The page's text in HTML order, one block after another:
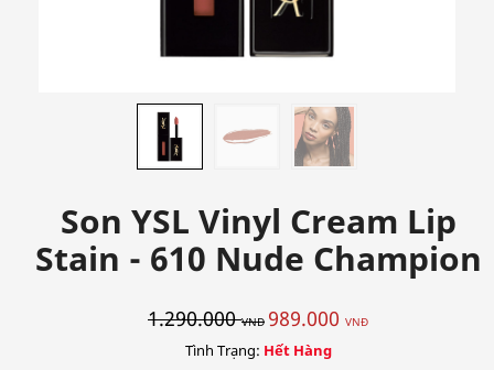
Son YSL Vinyl Cream Lip
Stain - 610 Nude Champion
1.290.000VNĐ 989.000 VNĐ
Tình Trạng: Hết Hàng